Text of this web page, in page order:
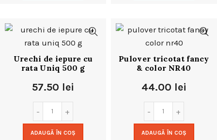
Urechi de iepure cu
rata Uniq 500 g
57.50 lei
ADAUGĂ ÎN COȘ
Pulover tricotat fancy
& color NR40
44.00 lei
ADAUGĂ ÎN COȘ